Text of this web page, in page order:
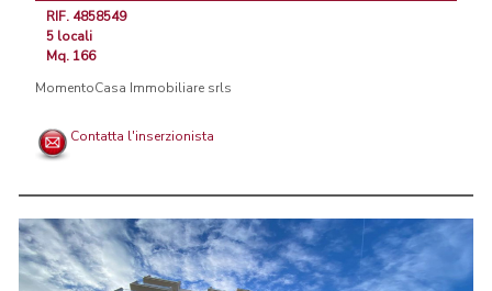
RIF. 4858549
5 locali
Mq. 166
MomentoCasa Immobiliare srls
Contatta l'inserzionista